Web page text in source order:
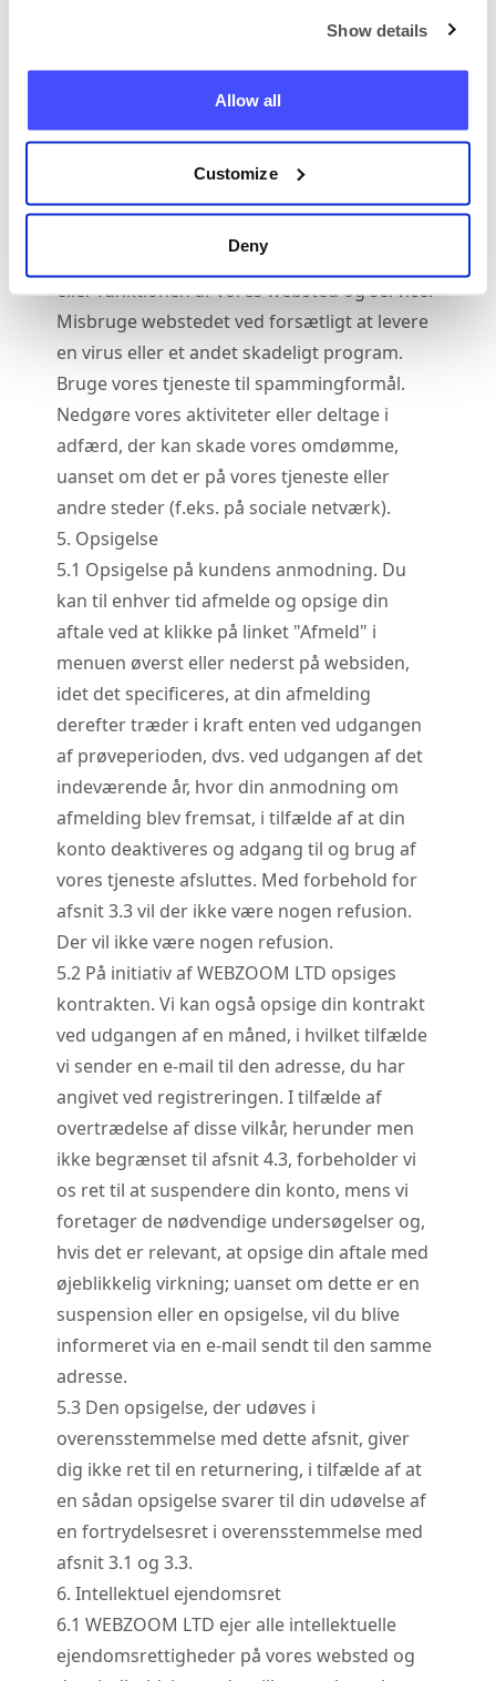
Show details
Allow all
Customize
Deny
udleje, lease, låne, distribuere, overføre eller
licensere hele eller dele af materialet på
webstedet eller vores service eller bruge
vores service til kommercielle formål til at
forsøge at få uautoriseret adgang til vores
systemer eller vores underleverandørers
forstyrrer, nedbryder eller forstyrrer driften
eller funktionen af vores websted og service.
Misbruge webstedet ved forsætligt at levere
en virus eller et andet skadeligt program.
Bruge vores tjeneste til spammingformål.
Nedgøre vores aktiviteter eller deltage i
adfærd, der kan skade vores omdømme,
uanset om det er på vores tjeneste eller
andre steder (f.eks. på sociale netværk).
5. Opsigelse
5.1 Opsigelse på kundens anmodning. Du
kan til enhver tid afmelde og opsige din
aftale ved at klikke på linket "Afmeld" i
menuen øverst eller nederst på websiden,
idet det specificeres, at din afmelding
derefter træder i kraft enten ved udgangen
af prøveperioden, dvs. ved udgangen af det
indeværende år, hvor din anmodning om
afmelding blev fremsat, i tilfælde af at din
konto deaktiveres og adgang til og brug af
vores tjeneste afsluttes. Med forbehold for
afsnit 3.3 vil der ikke være nogen refusion.
Der vil ikke være nogen refusion.
5.2På initiativ af WEBZOOM LTD opsiges
kontrakten. Vi kan også opsige din kontrakt
ved udgangen af en måned, i hvilket tilfælde
vi sender en e-mail til den adresse, du har
angivet ved registreringen. I tilfælde af
overtrædelse af disse vilkår, herunder men
ikke begrænset til afsnit 4.3, forbeholder vi
os ret til at suspendere din konto, mens vi
foretager de nødvendige undersøgelser og,
hvis det er relevant, at opsige din aftale med
øjeblikkelig virkning; uanset om dette er en
suspension eller en opsigelse, vil du blive
informeret via en e-mail sendt til den samme
adresse.
5.3Den opsigelse, der udøves i
overensstemmelse med dette afsnit, giver
dig ikke ret til en returnering, i tilfælde af at
en sådan opsigelse svarer til din udøvelse af
en fortrydelsesret i overensstemmelse med
afsnit 3.1 og 3.3.
6. Intellektuel ejendomsret
6.1 WEBZOOM LTD ejer alle intellektuelle
ejendomsrettigheder på vores websted og